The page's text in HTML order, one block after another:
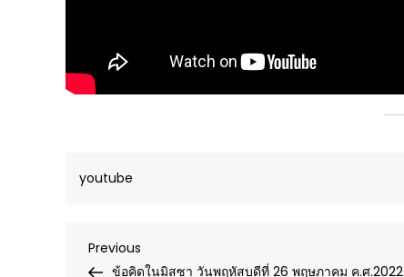
youtube
Post
Previous
Post
Previous
ข้อคิดในมิสซา วันพฤหัสบดีที่ 26 พฤษภาคม ค.ศ.2022